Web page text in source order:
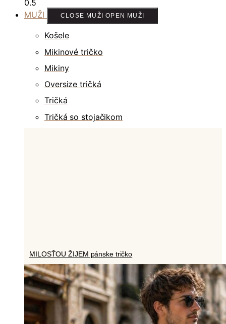
MUŽI CLOSE MUŽI OPEN MUŽI
Košele
Mikinové tričko
Mikiny
Oversize tričká
Tričká
Tričká so stojačikom
MILOSŤOU ŽIJEM pánske tričko